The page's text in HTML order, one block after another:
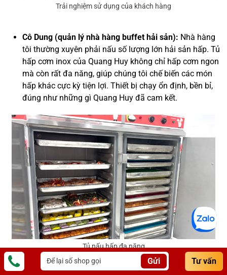
Trải nghiệm sử dụng của khách hàng
Cô Dung (quản lý nhà hàng buffet hải sản): Nhà hàng
tôi thường xuyên phải nấu số lượng lớn hải sản hấp. Tủ
hấp cơm inox của Quang Huy không chỉ hấp cơm ngon
mà còn rất đa năng, giúp chúng tôi chế biến các món
hấp khác cực kỳ tiện lợi. Thiết bị chạy ổn định, bền bỉ,
đúng như những gì Quang Huy đã cam kết.
Tủ nấu hấp đa năng
Bác Dũng (chủ cửa hàng cơm):
Tôi đã dùng qua nhiều
Gửi Tư vấn